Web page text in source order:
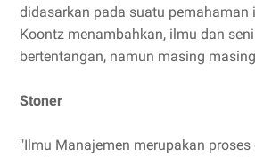
didasarkan pada suatu pemahaman
Koontz menambahkan, ilmu dan
bertentangan, namun masing
Stoner
"Ilmu Manajemen merupakan